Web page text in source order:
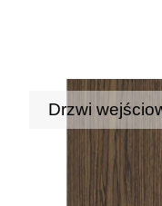
Drzwi